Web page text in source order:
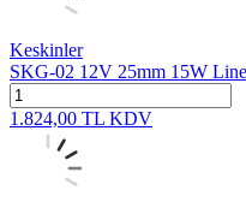
Keskinler
SKG-02 12V 25mm 15W
1.824,00 TL KDV